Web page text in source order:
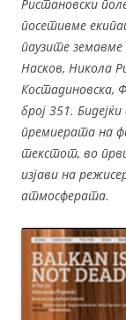
Ристановски
посетивме
паузите земавме
Насков, Никола
Костадиновска,
број 351.
премиерата на
текстот, во
изјави на
атмосферата.